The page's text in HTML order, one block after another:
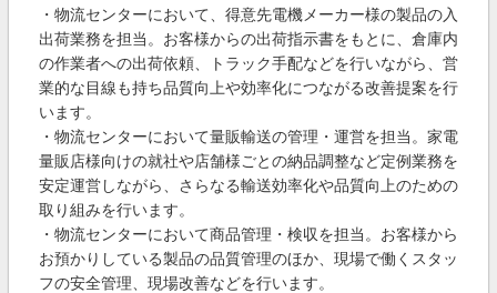
・物流センターにおいて、得意先電機メーカー様の製品の入
出荷業務を担当。お客様からの出荷指示書をもとに、倉庫内
の作業者への出荷依頼、トラック手配などを行いながら、営
業的な目線も持ち品質向上や効率化につながる改善提案を行
います。
・物流センターにおいて量販輸送の管理・運営を担当。家電
量販店様向けの就社や店舗様ごとの納品調整など定例業務を
安定運営しながら、さらなる輸送効率化や品質向上のための
取り組みを行います。
・物流センターにおいて商品管理・検収を担当。お客様から
お預かりしている製品の品質管理のほか、現場で働くスタッ
フの安全管理、現場改善などを行います。